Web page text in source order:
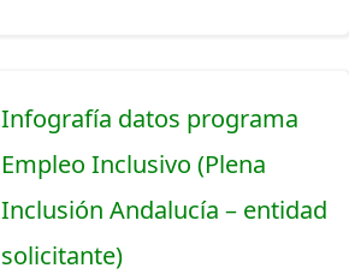
Infografía datos programa
Empleo Inclusivo (Plena
Inclusión Andalucía – entidad
solicitante)